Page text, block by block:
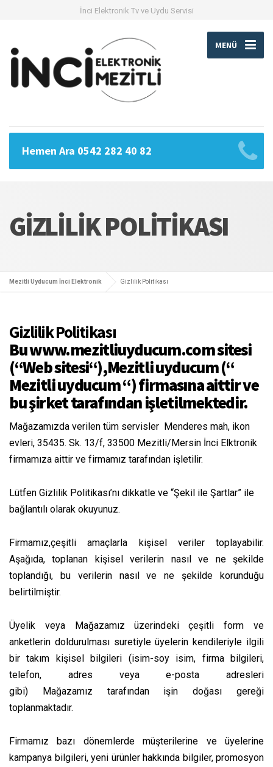
İnci Elektronik Tv ve Uydu Servisi
MENÜ
Hemen Ara 0542 282 40 82
GIZLILIK POLITIKASI
Mezitli Uyducum İnci Elektronik Gizlilik Politikası
Gizlilik Politikası
Bu www.mezitliuyducum.com sitesi
(“Web sitesi“),Mezitli uyducum (“
Mezitli uyducum “) firmasına aittir ve
bu şirket tarafından işletilmektedir.
Mağazamızda verilen tüm servisler Menderes mah, ikon
evleri, 35435. Sk. 13/f, 33500 Mezitli/Mersin İnci Elktronik
firmamıza aittir ve firmamız tarafından işletilir.
Lütfen Gizlilik Politikası’nı dikkatle ve “Şekil ile Şartlar” ile
bağlantılı olarak okuyunuz.
Firmamız,çeşitli amaçlarla kişisel veriler toplayabilir.
Aşağıda, toplanan kişisel verilerin nasıl ve ne şekilde
toplandığı, bu verilerin nasıl ve ne şekilde korunduğu
belirtilmiştir.
Üyelik veya Mağazamız üzerindeki çeşitli form ve
anketlerin doldurulması suretiyle üyelerin kendileriyle ilgili
bir takım kişisel bilgileri (isim-soy isim, firma bilgileri,
telefon, adres veya e-posta adresleri
gibi) Mağazamız tarafından işin doğası gereği
toplanmaktadır.
Firmamız bazı dönemlerde müşterilerine ve üyelerine
kampanya bilgileri, yeni ürünler hakkında bilgiler, promosyon